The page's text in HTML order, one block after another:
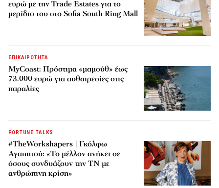
ευρώ με την Trade Estates για το
μερίδιο του στο Sofia South Ring Mall
ΕΠΙΚΑΙΡΟΤΗΤΑ
MyCoast: Πρόστιμα «μαμούθ» έως
73.000 ευρώ για αυθαιρεσίες στις
παραλίες
FORTUNE TALKS
#TheWorkshapers | Γκόλφω
Αγαπητού: «Το μέλλον ανήκει σε
όσους συνδυάζουν την ΤΝ με
ανθρώπινη κρίση»